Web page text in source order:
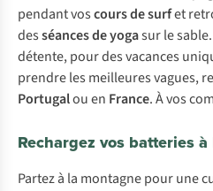
pendant voscours de surfet
desséances de yogasur le
détente, pour des vacances
prendre les meilleures vagues,
Portugalou en France. À vos
Rechargez vos batteries
Partez à la montagne pour une